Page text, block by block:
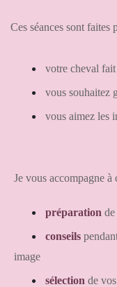
Ces séances sont faites
votre cheval
vous souhaitez
vous aimez les
Je vous accompagne à
préparation de
conseils
image
sélection de